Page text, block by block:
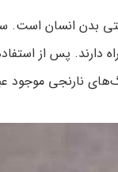
بدن انسان
پس از
موجود